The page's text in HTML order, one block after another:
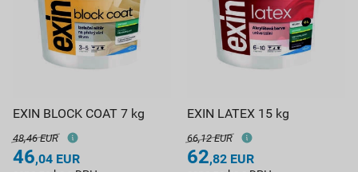
EXIN BLOCK COAT 7 kg
48,46 EUR
46,04 EUR
EXIN LATEX 15 kg
66,12 EUR
62,82 EUR